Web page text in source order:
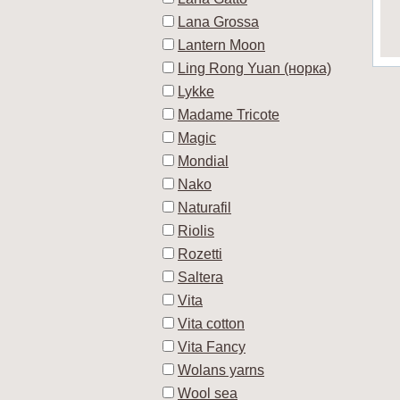
Lana Grossa
Lantern Moon
Ling Rong Yuan (норка)
Lykke
Madame Tricote
Magic
Mondial
Nako
Naturafil
Riolis
Rozetti
Saltera
Vita
Vita cotton
Vita Fancy
Wolans yarns
Wool sea